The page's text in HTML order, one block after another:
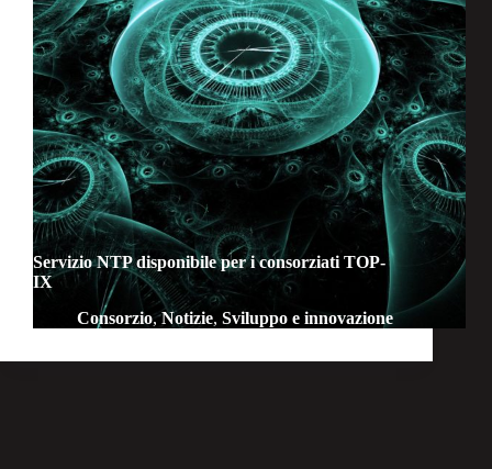
Servizio NTP disponibile per i consorziati TOP-
IX
Consorzio,Notizie, Sviluppo e innovazione